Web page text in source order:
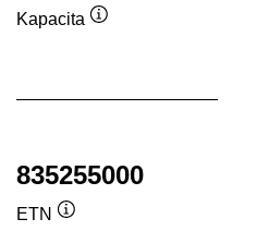
Kapacita
835255000
ETN